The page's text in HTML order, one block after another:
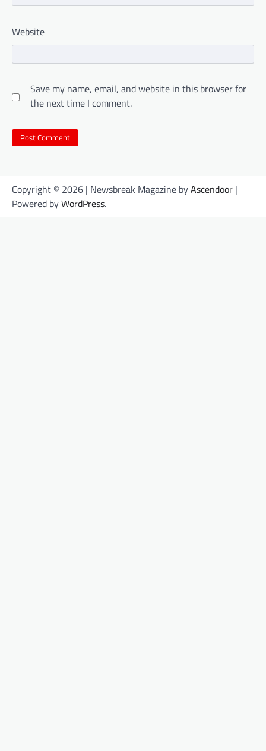
Website
Save my name, email, and website in this browser for
the next time I comment.
Copyright © 2026 | Newsbreak Magazine byAscendoor |
Powered byWordPress.